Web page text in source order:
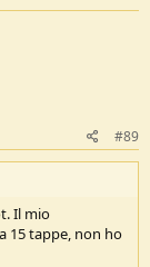
#89
Il mio
15 tappe, non ho